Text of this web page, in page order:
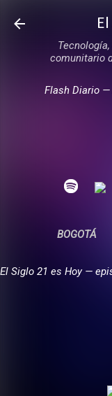
Ir
comunitario
Flash Diario
BOGOTÁ
El Siglo 21 es Hoy —